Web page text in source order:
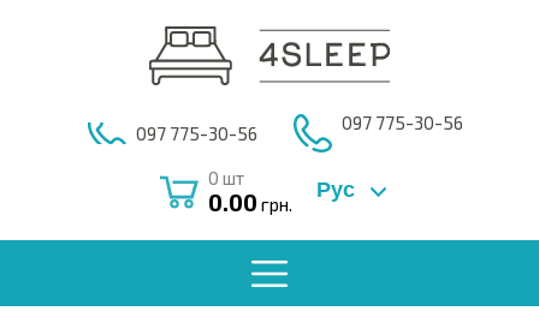
097 775-30-56 097 775-30-56
0 шт
0.00 грн.
Рус